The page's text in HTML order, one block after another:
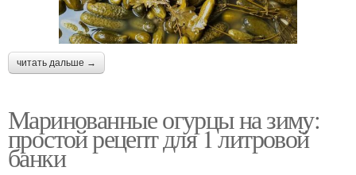
читать дальше →
Маринованные огурцы на зиму:
простой рецепт для 1 литровой
банки